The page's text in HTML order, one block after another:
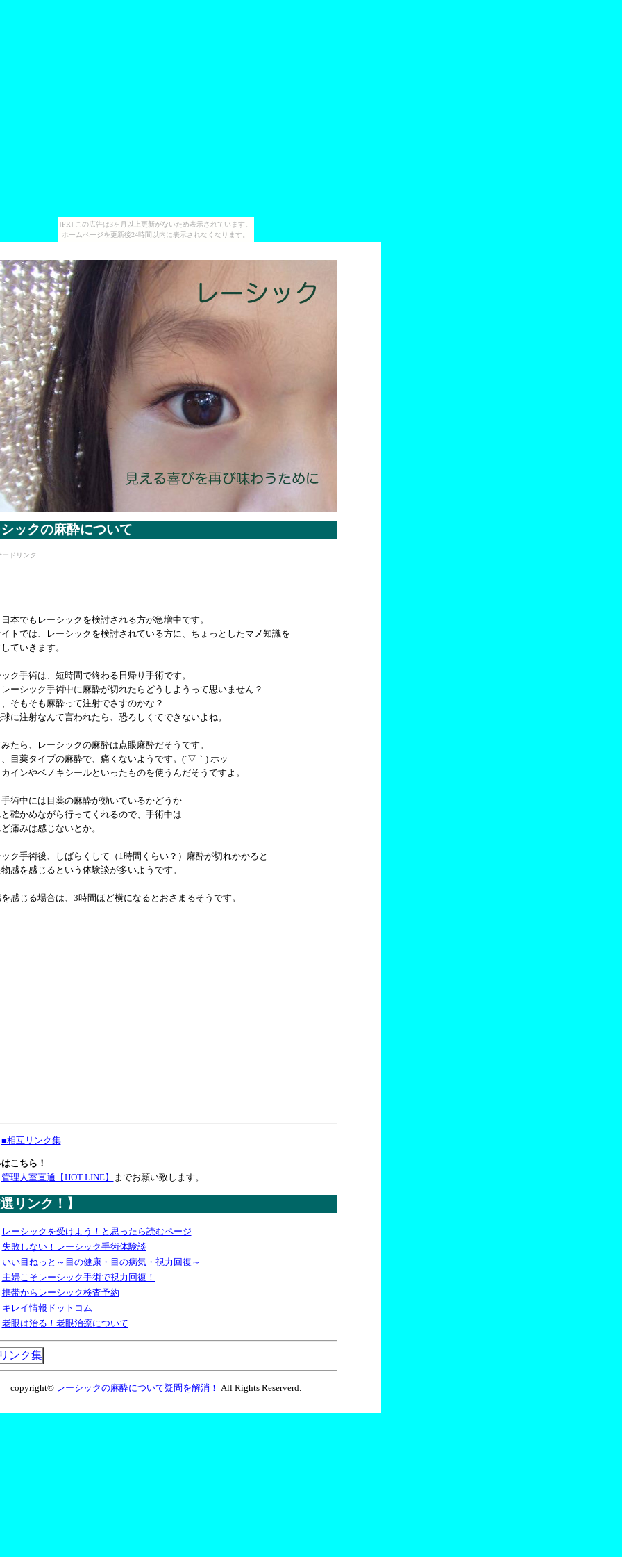
[PR] この広告は3ヶ月以上更新がないため表示されています。
ホームページを更新後24時間以内に表示されなくなります。
ックの麻酔について
ドリンク
本でもレーシックを検討される方が急増中です。
トでは、レーシックを検討されている方に、ちょっとしたマメ知識を
ていきます。
ク手術は、短時間で終わる日帰り手術です。
ーシック手術中に麻酔が切れたらどうしようって思いません？
そもそも麻酔って注射でさすのかな？
に注射なんて言われたら、恐ろしくてできないよね。
たら、レーシックの麻酔は点眼麻酔だそうです。
目薬タイプの麻酔で、痛くないようです。(´▽｀) ホッ
インやベノキシールといったものを使うんだそうですよ。
術中には目薬の麻酔が効いているかどうか
確かめながら行ってくれるので、手術中は
痛みは感じないとか。
ク手術後、しばらくして（1時間くらい？）麻酔が切れかかると
感を感じるという体験談が多いようです。
感じる場合は、3時間ほど横になるとおさまるそうです。
■相互リンク集
こちら！
管理人室直通【HOT LINE】
までお願い致します。
リンク！】
レーシックを受けよう！と思ったら読むページ
失敗しない！レーシック手術体験談
いい目ねっと～目の健康・目の病気・視力回復～
主婦こそレーシック手術で視力回復！
携帯からレーシック検査予約
キレイ情報ドットコム
老眼は治る！老眼治療について
ンク集
copyright© レーシックの麻酔について疑問を解消！ All Rights Reserverd.